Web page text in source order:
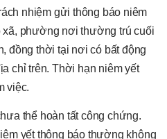
nhiệm gửi thông báo niêm
xã, phường nơi thường trú cuối
đồng thời tại nơi có bất động
chỉ trên. Thời hạn niêm yết
việc.
thể hoàn tất công chứng.
yết thông báo thường không